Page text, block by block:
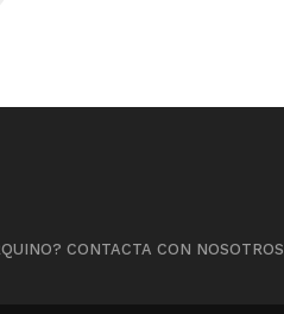
CONTACTA CON NOSOTROS